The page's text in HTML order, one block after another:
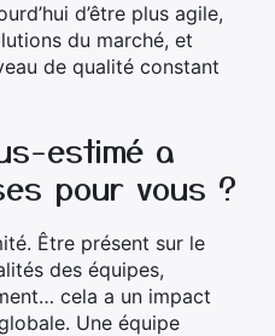
d’être plus agile,
du marché, et
de qualité constant
estimé a
pour vous ?
Être présent sur le
des équipes,
cela a un impact
Une équipe
×